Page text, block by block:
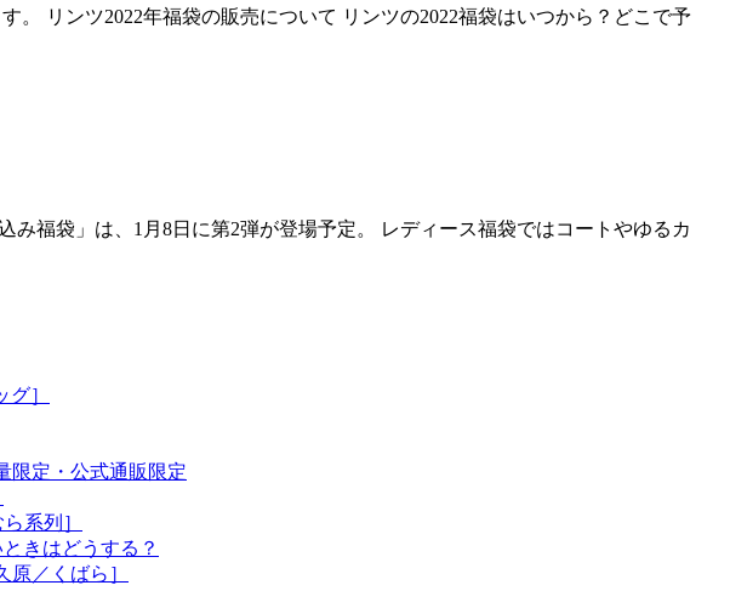
。 リンツ2022年福袋の販売について リンツの2022福袋はいつから？どこで予
福袋」は、1月8日に第2弾が登場予定。 レディース福袋ではコートやゆるカ
］
限定・公式通販限定
系列］
きはどうする？
／くばら］